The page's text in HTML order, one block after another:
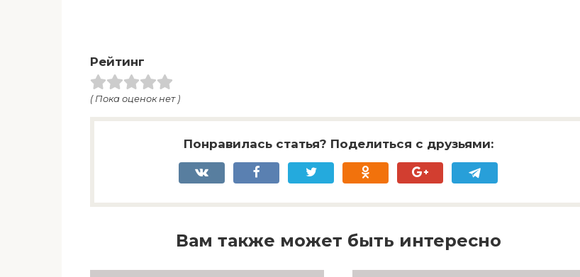
Рейтинг
( Пока оценок нет )
Понравилась статья? Поделиться с друзьями:
Вам также может быть интересно